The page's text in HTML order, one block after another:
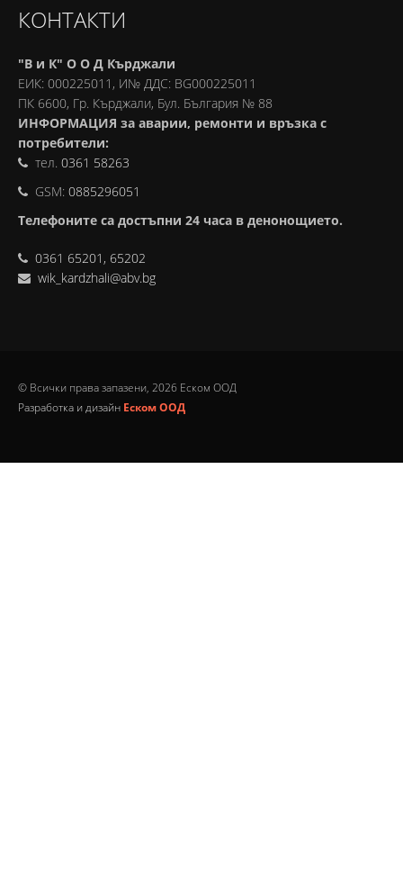
КОНТАКТИ
"В и К" О О Д Кърджали
ЕИК: 000225011, И№ ДДС: BG000225011
ПК 6600, Гр. Кърджали, Бул. България № 88
ИНФОРМАЦИЯ за аварии, ремонти и връзка с
потребители:
тел.0361 58263
GSM:0885296051
Телефоните са достъпни 24 часа в денонощието.
0361 65201, 65202
wik_kardzhali@abv.bg
© Всички права запазени, 2026 Еском ООД
Разработка и дизайн Еском ООД